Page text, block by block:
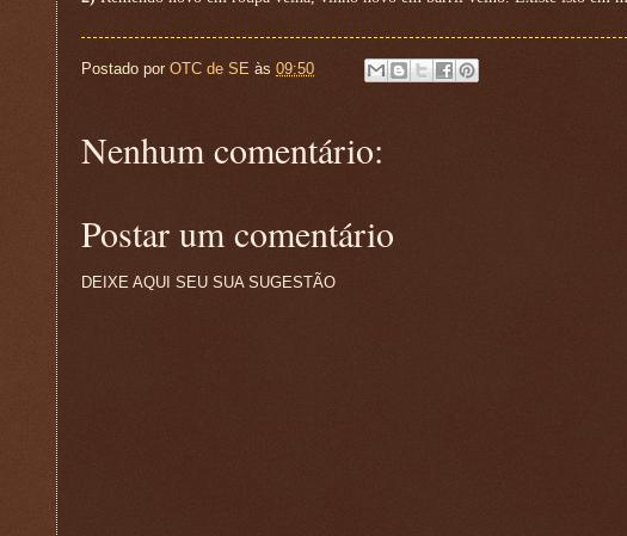
Postado por OTC de SE às 09:50
Nenhum comentário:
Postar um comentário
DEIXE AQUI SEU SUA SUGESTÃO